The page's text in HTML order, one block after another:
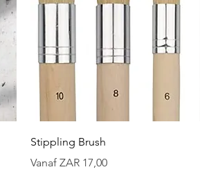
Snel overzicht
Stippling Brush
Vanaf ZAR 17,00
Verkoopprijs